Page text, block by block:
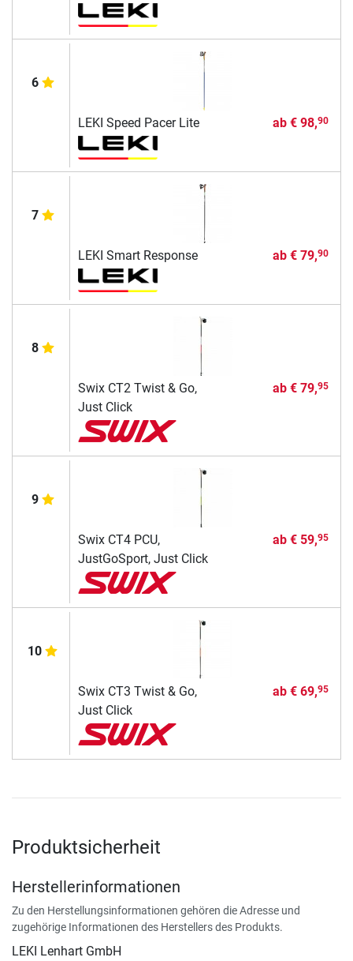
6
LEKI Speed Pacer Lite ab € 98,90
7
LEKI Smart Response ab € 79,90
8
Swix CT2 Twist & Go,
Just Click
ab € 79,95
9
Swix CT4 PCU,
JustGoSport, Just Click
ab € 59,95
10
Swix CT3 Twist & Go,
Just Click
ab € 69,95
Produktsicherheit
Herstellerinformationen
Zu den Herstellungsinformationen gehören die Adresse und
zugehörige Informationen des Herstellers des Produkts.
LEKI Lenhart GmbH